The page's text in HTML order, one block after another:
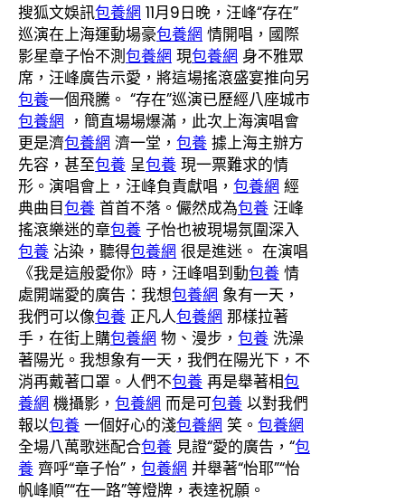
搜狐文娛訊包養網 11月9日晚，汪峰“存在”
巡演在上海運動場豪包養網 情開唱，國際
影星章子怡不測包養網 現包養網 身不雅眾
席，汪峰廣告示愛，將這場搖滾盛宴推向另
包養一個飛騰。 “存在”巡演已歷經八座城市
包養網 ，簡直場場爆滿，此次上海演唱會
更是濟包養網 濟一堂， 包養 據上海主辦方
先容，甚至包養 呈包養 現一票難求的情
形。演唱會上，汪峰負責獻唱， 包養網 經
典曲目包養 首首不落。儼然成為包養 汪峰
搖滾樂迷的章包養 子怡也被現場氛圍深入
包養 沾染，聽得包養網 很是進迷。 在演唱
《我是這般愛你》時，汪峰唱到動包養 情
處開端愛的廣告：我想包養網 象有一天，
我們可以像包養 正凡人包養網 那樣拉著
手，在街上購包養網 物、漫步， 包養 洗澡
著陽光。我想象有一天，我們在陽光下，不
消再戴著口罩。人們不包養 再是舉著相包
養網 機攝影， 包養網 而是可包養 以對我們
報以包養 一個好心的淺包養網 笑。 包養網
全場八萬歌迷配合包養 見證“愛的廣告，“包
養 齊呼“章子怡”， 包養網 并舉著“怡耶”“怡
帆峰順”“在一路”等燈牌，表達祝願。